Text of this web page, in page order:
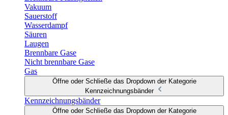
Vakuum
Sauerstoff
Wasserdampf
Säuren
Laugen
Brennbare Gase
Nicht brennbare Gase
Gas
Öffne oder Schließe das Dropdown der Kategorie
Kennzeichnungsbänder
Kennzeichnungsbänder
Öffne oder Schließe das Dropdown der Kategorie